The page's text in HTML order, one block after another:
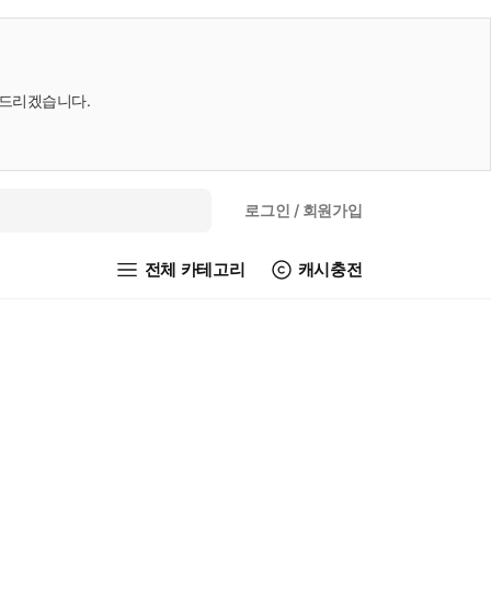
리겠습니다.
로그인 / 회원가입
전체 카테고리 캐시충전